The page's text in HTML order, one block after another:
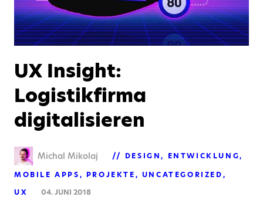
UX Insight:
Logistikfirma
digitalisieren
Michal Mikolaj DESIGN
ENTWICKLUNG
MOBILE APPS
PROJEKTE
UNCATEGORIZED
UX
04. JUNI 2018